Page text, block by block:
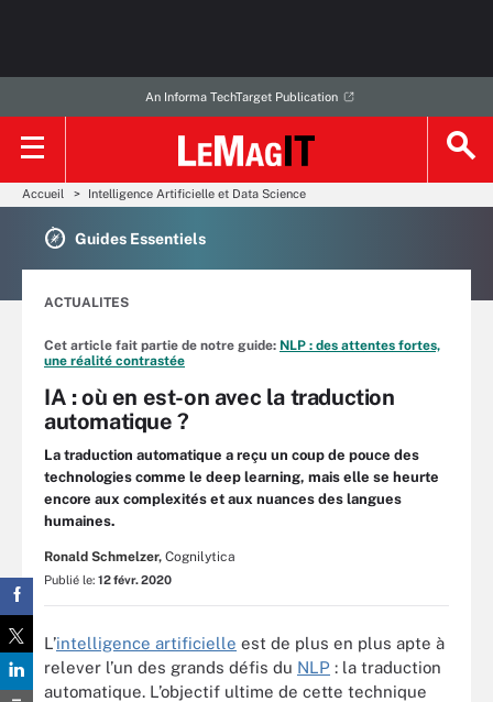
An Informa TechTarget Publication
Accueil Intelligence Artificielle et Data Science
Guides Essentiels
ACTUALITES
Cet article fait partie de notre guide: NLP : des attentes fortes,
une réalité contrastée
IA : où en est-on avec la traduction
automatique ?
La traduction automatique a reçu un coup de pouce des
technologies comme le deep learning, mais elle se heurte
encore aux complexités et aux nuances des langues
humaines.
Ronald Schmelzer, Cognilytica
Publié le: 12 févr. 2020
L’intelligence artificielle est de plus en plus apte à
relever l’un des grands défis du NLP : la traduction
automatique. L’objectif ultime de cette technique